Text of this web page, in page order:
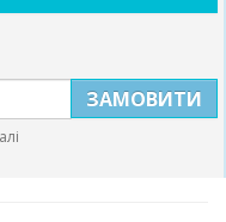
ЗАМОВИТИ